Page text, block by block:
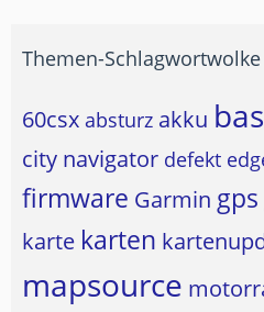
Themen-Schlagwortwolke
60csx absturz akku
city navigator defekt
firmware Garmin gps
karte karten
mapsource